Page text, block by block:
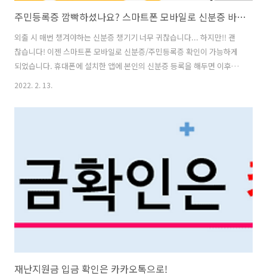
주민등록증 깜빡하셨나요? 스마트폰 모바일로 신분증 바로 확인하세요!
외출 시 매번 챙겨야하는 신분증 챙기기 너무 귀찮습니다... 하지만!! 괜
찮습니다! 이젠 스마트폰 모바일로 신분증/주민등록증 확인이 가능하게
되었습니다. 휴대폰에 설치한 앱에 본인의 신분증 등록을 해두면 이후
QR코드 방식으로 인증이 가능해집니다. 행정안전부는 이와 같은 서비스
이로써 실문 민증이 없더라도 주민등록증에 수록된 성명이나 사진 및 주
소로 확인이 가능합니다! 이 서비스의 경우는 정부 24앱을 설치하고 신
분확인이 필요한 경우에는 QR코드 방식으로 정보를 제공하게 됩니다.
지 확인이 가능합니다! 아마...편의점이나 식당 등 일상생활에서 성년 여
부를 확인할 때 자..
2022. 2. 13.
재난지원금 입금 확인은 카카오톡으로!